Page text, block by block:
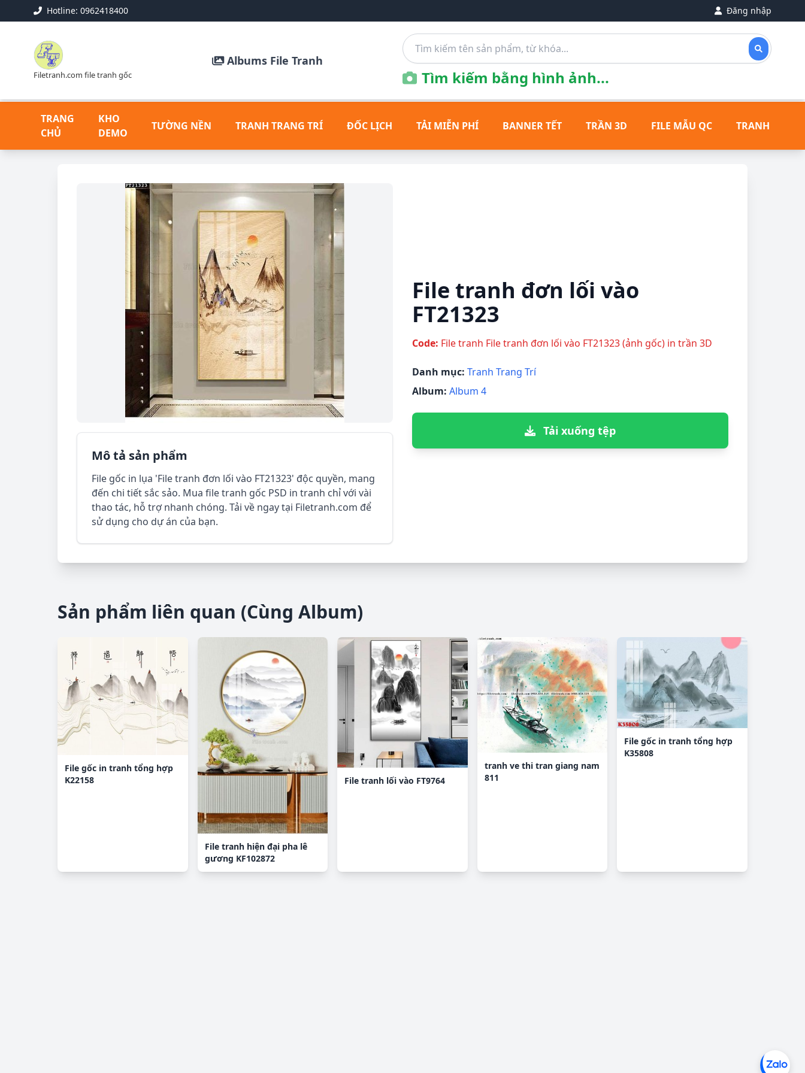
Hotline: 0962418400 Đăng nhập
Filetranh.com file tranh gốc
Albums File Tranh
Tìm kiếm bằng hình ảnh...
TRANG
CHỦ
KHO
DEMO
TƯỜNG NỀN TRANH TRANG TRÍ ĐỐC LỊCH TẢI MIỄN PHÍ BANNER TẾT TRẦN 3D FILE MẪU QC TRANH ĐỒNG
Mô tả sản phẩm
File gốc in lụa 'File tranh đơn lối vào FT21323' độc quyền, mang
đến chi tiết sắc sảo. Mua file tranh gốc PSD in tranh chỉ với vài
thao tác, hỗ trợ nhanh chóng. Tải về ngay tại Filetranh.com để
sử dụng cho dự án của bạn.
File tranh đơn lối vào
FT21323
Code: File tranh File tranh đơn lối vào FT21323 (ảnh gốc) in trần 3D
Danh mục: Tranh Trang Trí
Album: Album 4
Tải xuống tệp
Sản phẩm liên quan (Cùng Album)
File gốc in tranh tổng hợp
K22158
File tranh hiện đại pha lê
gương KF102872
File tranh lối vào FT9764
tranh ve thi tran giang nam
811
File gốc in tranh tổng hợp
K35808